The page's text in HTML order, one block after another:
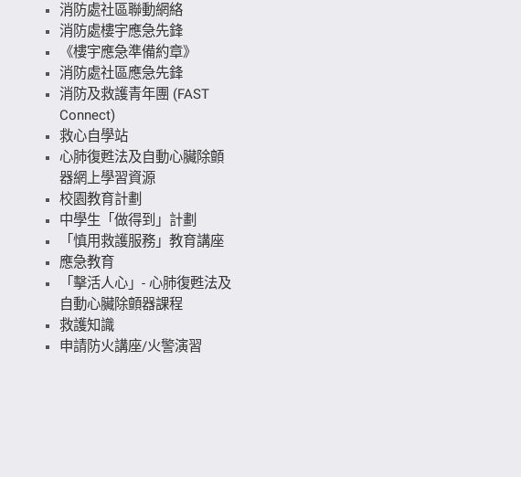
消防處社區聯動網絡
消防處樓宇應急先鋒
《樓宇應急準備約章》
消防處社區應急先鋒
消防及救護青年團 (FAST
Connect)
救心自學站
心肺復甦法及自動心臟除顫
器網上學習資源
校園教育計劃
中學生「做得到」計劃
「慎用救護服務」教育講座
應急教育
「擊活人心」- 心肺復甦法及
自動心臟除顫器課程
救護知識
申請防火講座/火警演習